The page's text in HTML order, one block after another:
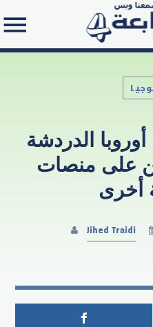
Search in
الدردشة
على منصات
أخرى
Jihed Traidi